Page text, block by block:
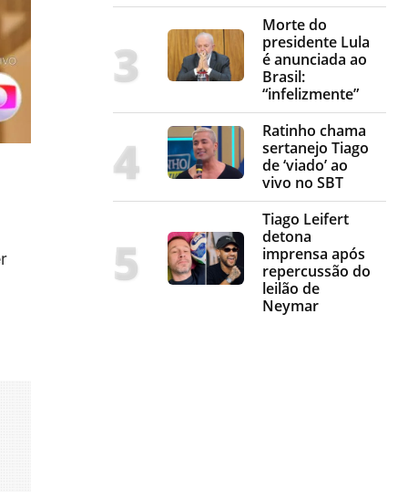
Morte do
presidente Lula
é anunciada ao
Brasil:
“infelizmente”
Ratinho chama
sertanejo Tiago
de ‘viado’ ao
vivo no SBT
Tiago Leifert
detona
imprensa após
repercussão do
leilão de
Neymar